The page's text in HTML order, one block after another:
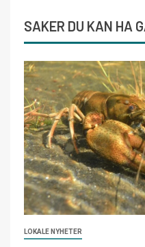
SAKER DU KAN HA
LOKALE NYHETER